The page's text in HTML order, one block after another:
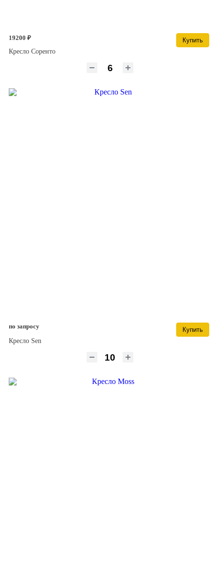
19200 ₽
Купить
Кресло Соренто
по запросу
Купить
Кресло Sen